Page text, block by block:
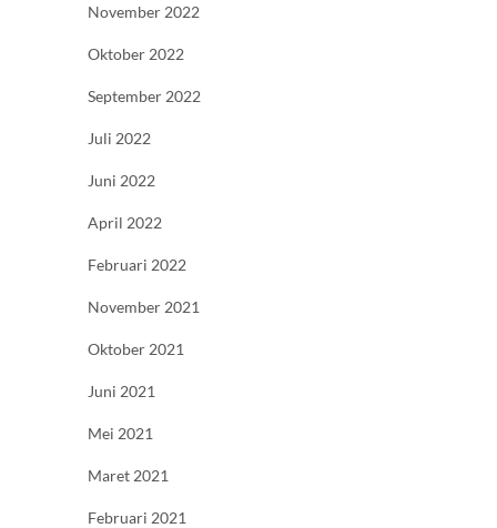
November 2022
Oktober 2022
September 2022
Juli 2022
Juni 2022
April 2022
Februari 2022
November 2021
Oktober 2021
Juni 2021
Mei 2021
Maret 2021
Februari 2021